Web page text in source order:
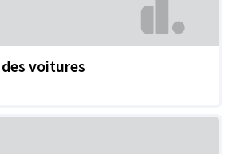
voitures